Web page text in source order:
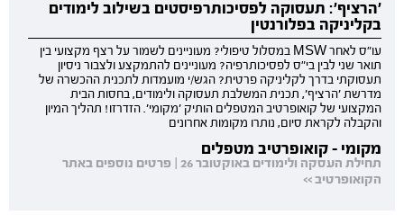
'הרציף': תעסוקה לפסיכותרפיסטים בשילוב לימודים
בקליניקה בפלורנטין
עו"ס לאחר MSW במסלול טיפולי? מעוניינים לשמור על רצף מקצועי בין
תואר שני לבין בי"ס לפסיכותרפיה? מעוניינים להתמקצע ולצבור ניסיון
תעסוקתי בדרך לקליניקה פרטית? הגש/י מועמדות לתכנית ההכשרה של
מדרשת 'הרציף', תכנית המשלבת תעסוקה ולימודים, בחסות הבית
המקצועי של קואופרטיב המטפלים הותיק 'מקומי'. הזדרזו! תהליך המיון
והקבלה לקראת סיום, נותרו מקומות אחרונים
מקומי - קואופרטיב מטפלים
תחילת העסקה ולימודים באוקטובר 26 | פרטים נוספים באתר
הקואופרטיב >>